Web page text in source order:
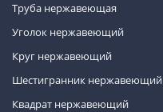
Труба нержавеющая
Уголок нержавеющий
Круг нержавеющий
Шестигранник нержавеющий
Квадрат нержавеющий